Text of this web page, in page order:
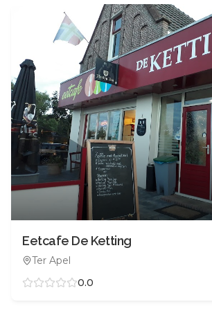
Eetcafe De Ketting
Ter Apel
0.0